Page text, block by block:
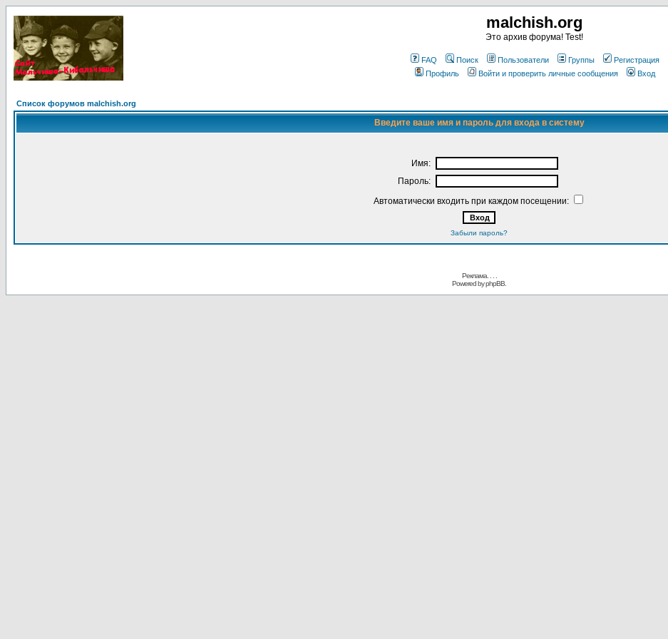
malchish.org
Это архив форума! Test!
FAQ Поиск Пользователи Группы
Регистрация
Профиль
Войти и проверить личные сообщения Вход
Список форумов malchish.org
Введите ваше имя и пароль для входа в систему
Имя:
Пароль:
Автоматически входить при каждом посещении:
Забыли пароль?
Реклама. . .
Powered byphpBB.